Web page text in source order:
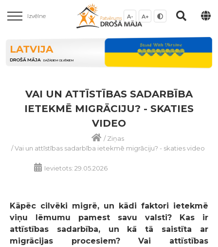
Izvēlne A- A+
LATVIJA
DROŠĀ MĀJA DAŽĀDIEM CILVĒKIEM
VAI UN ATTĪSTĪBAS SADARBĪBA
IETEKMĒ MIGRĀCIJU? - SKATIES
VIDEO
/Ziņas
/Vai un attīstības sadarbība ietekmē migrāciju? - skaties video
Ievietots: 29.05.2026
Kāpēc cilvēki migrē, un kādi faktori ietekmē
viņu lēmumu pamest savu valsti? Kas ir
attīstības sadarbība, un kā tā saistīta ar
migrācijas procesiem? Vai attīstības